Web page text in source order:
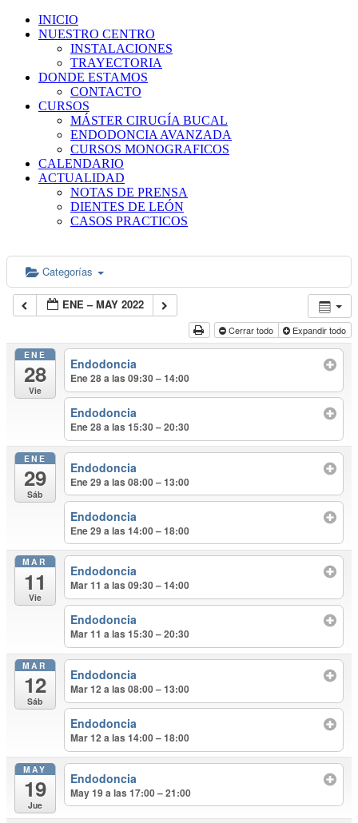
INICIO
NUESTRO CENTRO
INSTALACIONES
TRAYECTORIA
DONDE ESTAMOS
CONTACTO
CURSOS
MÁSTER CIRUGÍA BUCAL
ENDODONCIA AVANZADA
CURSOS MONOGRAFICOS
CALENDARIO
ACTUALIDAD
NOTAS DE PRENSA
DIENTES DE LEÓN
CASOS PRACTICOS
Categorías
ENE – MAY 2022
Cerrar todo Expandir todo
ENE
28
Vie
Endodoncia
Ene 28 a las 09:30 – 14:00
Endodoncia
Ene 28 a las 15:30 – 20:30
ENE
29
Sáb
Endodoncia
Ene 29 a las 08:00 – 13:00
Endodoncia
Ene 29 a las 14:00 – 18:00
MAR
11
Vie
Endodoncia
Mar 11 a las 09:30 – 14:00
Endodoncia
Mar 11 a las 15:30 – 20:30
MAR
12
Sáb
Endodoncia
Mar 12 a las 08:00 – 13:00
Endodoncia
Mar 12 a las 14:00 – 18:00
MAY
19
Jue
Endodoncia
May 19 a las 17:00 – 21:00